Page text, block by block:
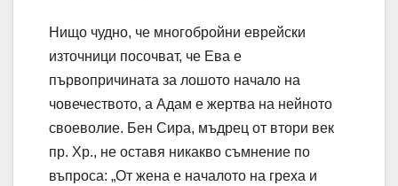
Нищо чудно, че многобройни еврейски
източници посочват, че Ева е
първопричината за лошото начало на
човечеството, а Адам е жертва на нейното
своеволие. Бен Сира, мъдрец от втори век
пр. Хр., не оставя никакво съмнение по
въпроса: „От жена е началото на греха и